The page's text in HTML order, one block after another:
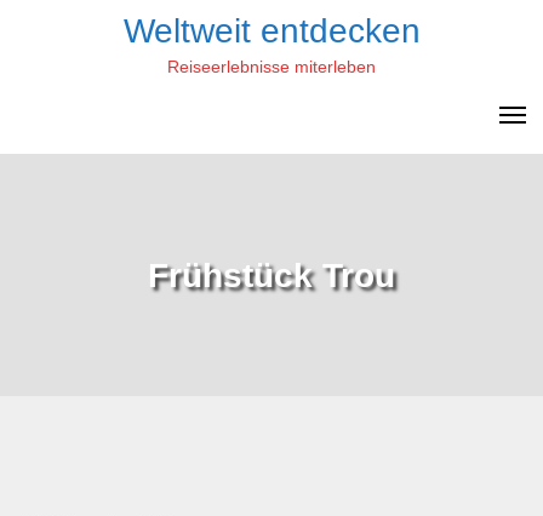
Weltweit entdecken
Reiseerlebnisse miterleben
Frühstück Trou